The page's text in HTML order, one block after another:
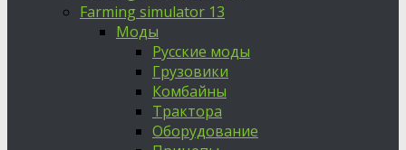
Farming simulator 13
Моды
Русские моды
Грузовики
Комбайны
Трактора
Оборудование